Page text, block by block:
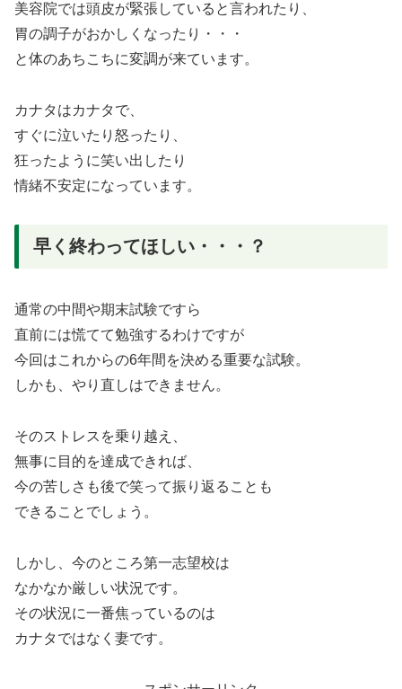
美容院では頭皮が緊張していると言われたり、
胃の調子がおかしくなったり・・・
と体のあちこちに変調が来ています。
カナタはカナタで、
すぐに泣いたり怒ったり、
狂ったように笑い出したり
情緒不安定になっています。
早く終わってほしい・・・？
通常の中間や期末試験ですら
直前には慌てて勉強するわけですが
今回はこれからの6年間を決める重要な試験。
しかも、やり直しはできません。
そのストレスを乗り越え、
無事に目的を達成できれば、
今の苦しさも後で笑って振り返ることも
できることでしょう。
しかし、今のところ第一志望校は
なかなか厳しい状況です。
その状況に一番焦っているのは
カナタではなく妻です。